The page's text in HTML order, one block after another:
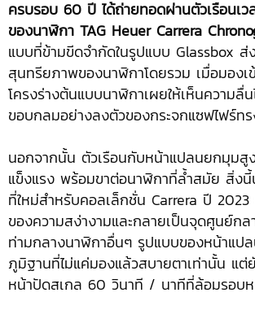
ครบรอบ 60 ปี ได้ถ่ายทอดผ่านตัวเรือนเว
ของนาฬิกา TAG Heuer Carrera
แบบที่ข้ามขีดจำกัดในรูปแบบ Glassbox ส่
สุนทรียภาพของนาฬิกาโดยรวม เมื่อมองเ
โครงร่างต้นแบบนาฬิกาเผยให้เห็นความลื่
ขอบกลมอย่างลงตัวของกระจกแซฟไฟร์ทร
นอกจากนั้น ตัวเรือนกับหน้าแปลนยกมุมสู
แข็งแรง พร้อมขาต่อนาฬิกาที่ล้ำสมัย สิ่ง
ที่ใหม่สำหรับคอลเล็กชั่น Carrera ปี
ของความสง่างามและกลายเป็นจุดศูนย์กล
ท่ามกลางนาฬิกาอื่นๆ รูปแบบของหน้าแป
ภูมิฐานที่ไม่แค่มองแล้วสบายตาเท่านั้น แต่
หน้าปัดสเกล 60 วินาที / นาทีที่ล้อมรอบ